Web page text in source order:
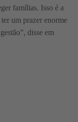
famílias. Isso é a
um prazer enorme
disse em